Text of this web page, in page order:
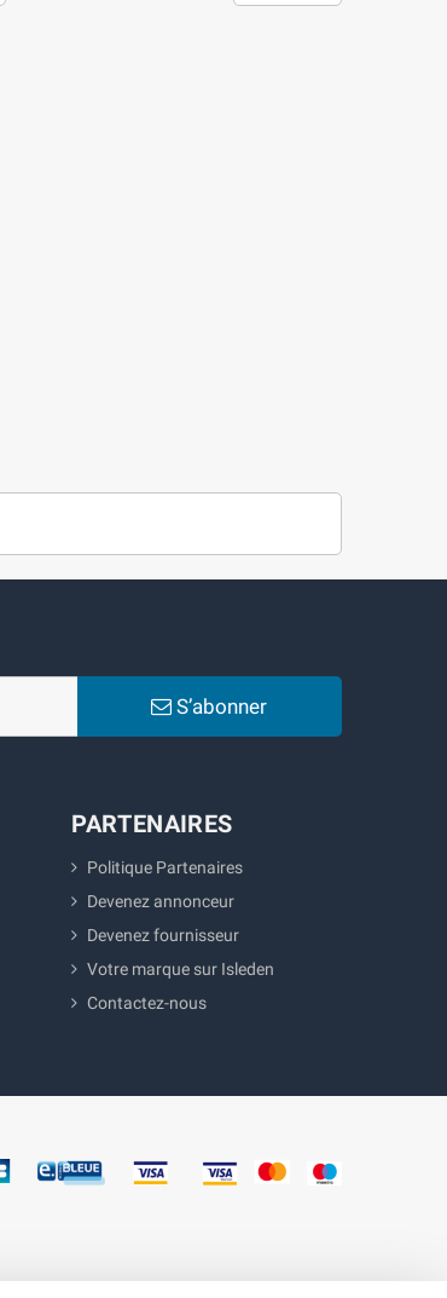
S’abonner
PARTENAIRES
Politique Partenaires
Devenez annonceur
Devenez fournisseur
Votre marque sur Isleden
Contactez-nous